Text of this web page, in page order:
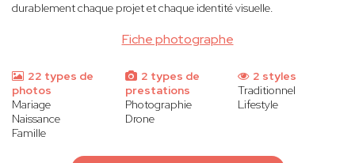
Fiche photographe
durablement chaque projet et chaque identité visuelle.
22 types de
photos
Mariage
Naissance
Famille
2 types de
prestations
Photographie
Drone
2 styles
Traditionnel
Lifestyle